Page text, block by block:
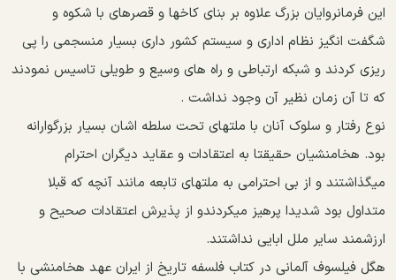
این فرمانروایان بزرگ علاوه بر بنای کاخها و قصرهای با شکوه و
شگفت انگیز نظام اداری و سیستم کشور داری بسیار منسجمی را پی
ریزی کردند و شبکه ارتباطی و راه های وسیع و طویلی تاسیس نمودند
که تا آن زمان نظیر آن وجود نداشت .
نوع رفتار و سلوک آنان با ملتهای تحت سلطه اشان بسیار بزرگوارانه
بود. هخامنشیان حقیقتا به اعتقادات و عقاید دیگران احترام
میگذاشتند و از بی احترامی به ملتهای تابعه مانند آنچه که قبلا
متداول بود شدیدا پرهیز میکردندو از پذیرش اعتقادات صحیح و
ارزشمند سایر ملل ابایی نداشتند.
هگل فیلسوف آلمانی در کتاب فلسفه تاریخ از ایران عهد هخامنشی با